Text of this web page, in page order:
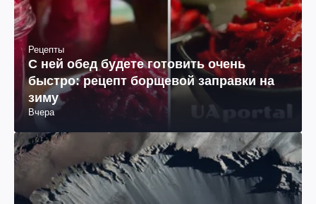
Рецепты
С ней обед будете готовить очень
быстро: рецепт борщевой заправки на
зиму
Вчера